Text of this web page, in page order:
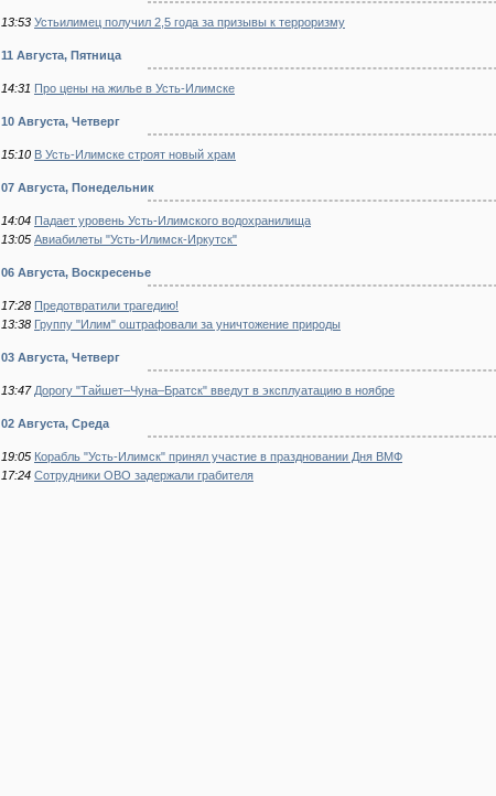
13:53 Устьилимец получил 2,5 года за призывы к терроризму
11 Августа, Пятница
14:31 Про цены на жилье в Усть-Илимске
10 Августа, Четверг
15:10 В Усть-Илимске строят новый храм
07 Августа, Понедельник
14:04 Падает уровень Усть-Илимского водохранилища
13:05 Авиабилеты "Усть-Илимск-Иркутск"
06 Августа, Воскресенье
17:28 Предотвратили трагедию!
13:38 Группу "Илим" оштрафовали за уничтожение природы
03 Августа, Четверг
13:47 Дорогу "Тайшет–Чуна–Братск" введут в эксплуатацию в ноябре
02 Августа, Среда
19:05 Корабль "Усть-Илимск" принял участие в праздновании Дня ВМФ
17:24 Сотрудники ОВО задержали грабителя